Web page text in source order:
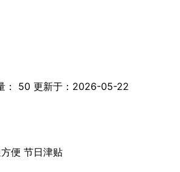
： 50 更新于：2026-05-22
便 节日津贴